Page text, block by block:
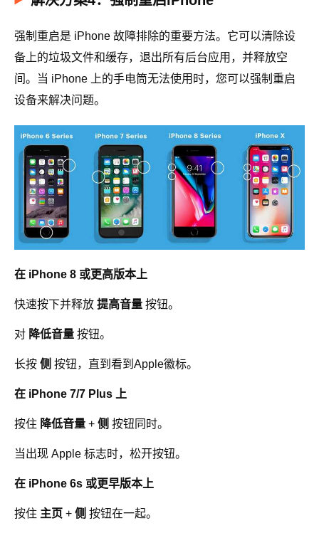
强制重启是 iPhone 故障排除的重要方法。它可以清除设
备上的垃圾文件和缓存，退出所有后台应用，并释放空
间。当 iPhone 上的手电筒无法使用时，您可以强制重启
设备来解决问题。
在 iPhone 8 或更高版本上
快速按下并释放 提高音量 按钮。
对 降低音量 按钮。
长按 侧 按钮，直到看到Apple徽标。
在 iPhone 7/7 Plus 上
按住 降低音量 + 侧 按钮同时。
当出现 Apple 标志时，松开按钮。
在 iPhone 6s 或更早版本上
按住 主页 + 侧 按钮在一起。